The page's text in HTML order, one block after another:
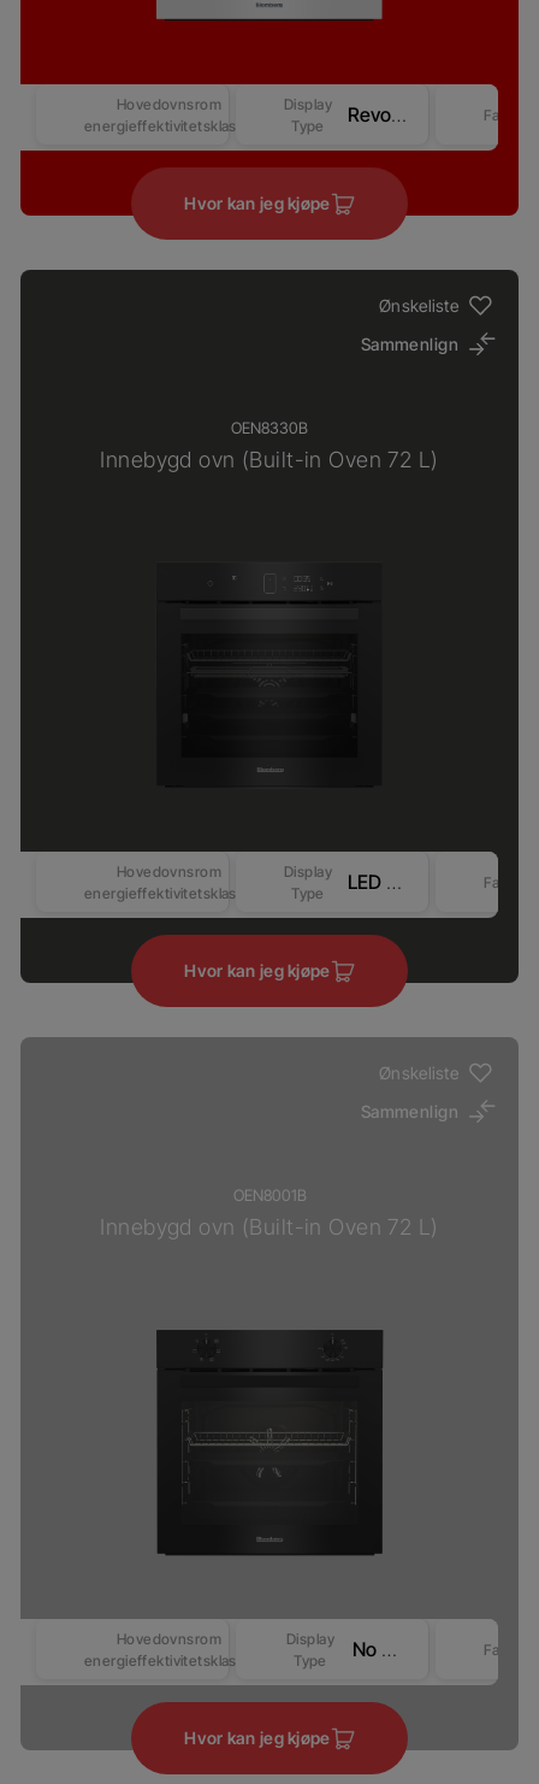
Hovedovnsrom
energieffektivitetsklasse
Display
Type
Revo Good+ Display (Beast) Farge
Hvor kan jeg kjøpe
Ønskeliste
Sammenlign
OEN8330B
Innebygd ovn (Built-in Oven 72 L)
Hovedovnsrom
energieffektivitetsklasse
Display
Type
LED Display - Touch control (Revo-Better) Farge
Hvor kan jeg kjøpe
Ønskeliste
Sammenlign
OEN8001B
Innebygd ovn (Built-in Oven 72 L)
Hovedovnsrom
energieffektivitetsklasse
Display
Type
No Display Farge
Hvor kan jeg kjøpe